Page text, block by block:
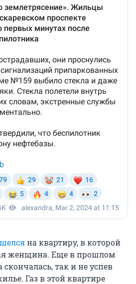
на квартиру, в которой
женщина. Еще в прошлом
скончалась, так и не успев
Газ в этой квартире